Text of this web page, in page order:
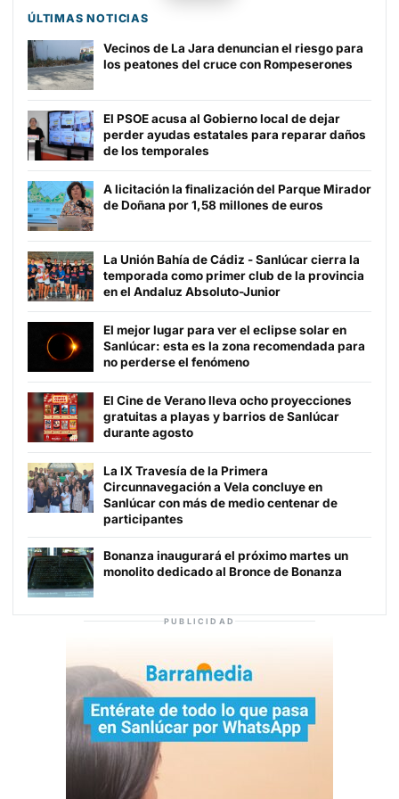
ÚLTIMAS NOTICIAS
Vecinos de La Jara denuncian el riesgo para
los peatones del cruce con Rompeserones
El PSOE acusa al Gobierno local de dejar
perder ayudas estatales para reparar daños
de los temporales
A licitación la finalización del Parque Mirador
de Doñana por 1,58 millones de euros
La Unión Bahía de Cádiz - Sanlúcar cierra la
temporada como primer club de la provincia
en el Andaluz Absoluto-Junior
El mejor lugar para ver el eclipse solar en
Sanlúcar: esta es la zona recomendada para
no perderse el fenómeno
El Cine de Verano lleva ocho proyecciones
gratuitas a playas y barrios de Sanlúcar
durante agosto
La IX Travesía de la Primera
Circunnavegación a Vela concluye en
Sanlúcar con más de medio centenar de
participantes
Bonanza inaugurará el próximo martes un
monolito dedicado al Bronce de Bonanza
PUBLICIDAD